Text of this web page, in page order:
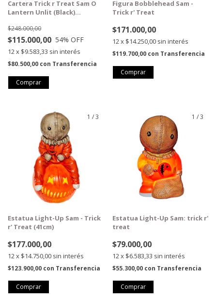
Cartera Trick r Treat Sam O
Lantern Unlit (Black)
$115.000,00
$248.000,00
54% OFF
12x $9.583,33 sin interés
$80.500,00 con Transferencia
Figura Bobblehead Sam -
Trick r' Treat
$171.000,00
12x $14.250,00 sin interés
$119.700,00 con Transferencia
1 /3
Estatua Light-Up Sam - Trick
r' Treat (41cm)
$177.000,00
12x $14.750,00 sin interés
$123.900,00 con Transferencia
1 /3
Estatua Light-Up Sam: trick r'
treat
$79.000,00
12x $6.583,33 sin interés
$55.300,00 con Transferencia